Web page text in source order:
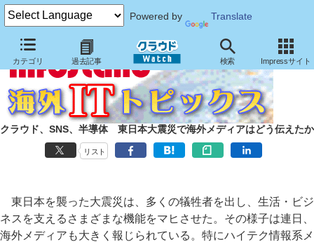
Powered by Translate
カテゴリ 過去記事 検索 Impressサイト
クラウド、SNS、半導体 東日本大震災で海外メディアはどう伝えたか
リスト
東日本を襲った大震災は、多くの犠牲者を出し、生活・ビジ
ネスを支えるさまざまな機能をマヒさせた。その様子は連日、
海外メディアも大きく報じられている。特にハイテク情報系メ